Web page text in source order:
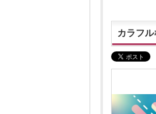
カラフ